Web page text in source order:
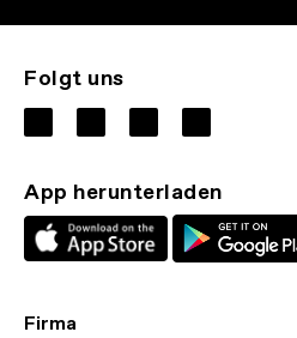
Folgt uns
App herunterladen
Firma